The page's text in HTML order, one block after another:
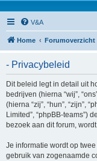
V&A
Home Forumoverzicht
- Privacybeleid
Dit beleid legt in detail uit
bedrijven (hierna “wij”,
(hierna “zij”, “hun”, “zijn”,
Limited”, “phpBB-teams”)
bezoek aan dit forum,
Je informatie wordt op
gebruik van zogenaamde